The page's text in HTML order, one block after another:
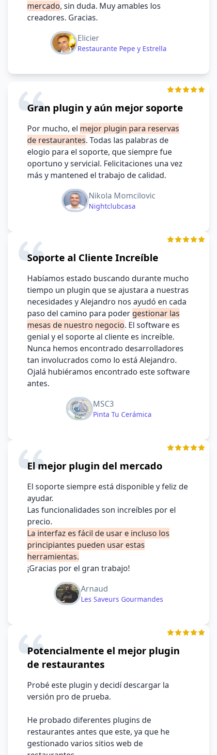
mercado, sin duda. Muy amables los
creadores. Gracias.
Elicier
Restaurante Pepe y Estrella
Gran plugin y aún mejor soporte
Por mucho, el mejor plugin para reservas
de restaurantes. Todas las palabras de
elogio para el soporte, que siempre fue
oportuno y servicial. Felicitaciones una vez
más y mantened el trabajo de calidad.
Nikola Momcilovic
Nightclubcasa
Soporte al Cliente Increíble
Habíamos estado buscando durante mucho
tiempo un plugin que se ajustara a nuestras
necesidades y Alejandro nos ayudó en cada
paso del camino para poder gestionar las
mesas de nuestro negocio. El software es
genial y el soporte al cliente es increíble.
Nunca hemos encontrado desarrolladores
tan involucrados como lo está Alejandro.
Ojalá hubiéramos encontrado este software
antes.
MSC3
Pinta Tu Cerámica
El mejor plugin del mercado
El soporte siempre está disponible y feliz de
ayudar.
Las funcionalidades son increíbles por el
precio.
La interfaz es fácil de usar e incluso los
principiantes pueden usar estas
herramientas.
¡Gracias por el gran trabajo!
Arnaud
Les Saveurs Gourmandes
Potencialmente el mejor plugin
de restaurantes
Probé este plugin y decidí descargar la
versión pro de prueba.
He probado diferentes plugins de
restaurantes antes que este, ya que he
gestionado varios sitios web de